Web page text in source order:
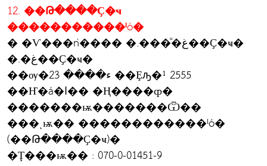
12. ��Թ����Ҫ�ҹ
�����������ˡó�
� �Ѵ���ǹ���� �.���ͧ�غ��Ҫ�ҹ�
�.�غ��Ҫ�ҹ�
��ѹ�ء���� 23 ��Ȩԡ�¹ 2555
��Ҥ�á�ا�� �Ң����ȹ�
�������ѭ�������Ѿ��
���ͺѭ�� ������������ˡó�
(��Թ����Ҫ�ҹ)�
�Ţ���ѭ�� : 070-0-01451-9